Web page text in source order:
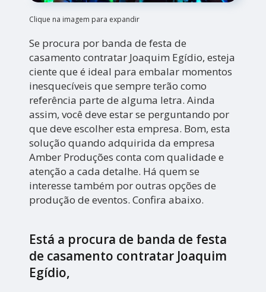
Clique na imagem para expandir
Se procura por banda de festa de
casamento contratar Joaquim Egídio, esteja
ciente que é ideal para embalar momentos
inesquecíveis que sempre terão como
referência parte de alguma letra. Ainda
assim, você deve estar se perguntando por
que deve escolher esta empresa. Bom, esta
solução quando adquirida da empresa
Amber Produções conta com qualidade e
atenção a cada detalhe. Há quem se
interesse também por outras opções de
produção de eventos. Confira abaixo.
Está a procura de banda de festa
de casamento contratar Joaquim
Egídio,